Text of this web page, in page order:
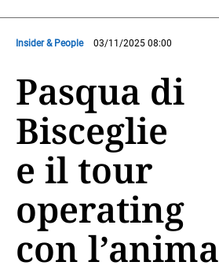
Insider & People 03/11/2025 08:00
Pasqua di
Bisceglie
e il tour
operating
con l’anima